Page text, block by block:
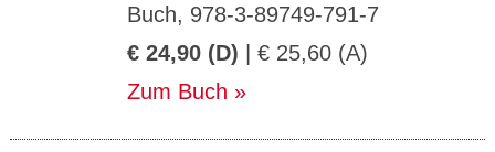
Buch, 978-3-89749-791-7
€ 24,90 (D) | € 25,60 (A)
Zum Buch